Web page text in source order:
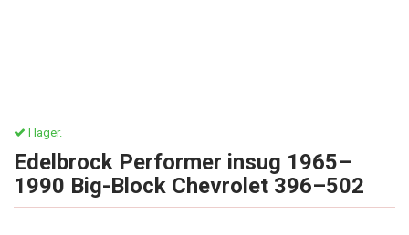
I lager.
Edelbrock Performer insug 1965–
1990 Big-Block Chevrolet 396–502